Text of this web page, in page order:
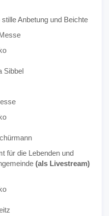
stille Anbetung und Beichte
Sibbel
für die Lebenden und
(als Livestream)